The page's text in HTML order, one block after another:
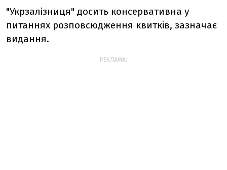
"Укрзалізниця" досить консервативна у
питаннях розповсюдження квитків, зазначає
видання.
РЕКЛАМА: